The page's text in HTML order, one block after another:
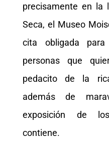
precisamente en la
Seca, el Museo
cita obligada
personas que
pedacito de la
además de
exposición de
contiene.